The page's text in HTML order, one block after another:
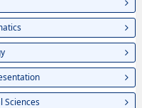
Sciences